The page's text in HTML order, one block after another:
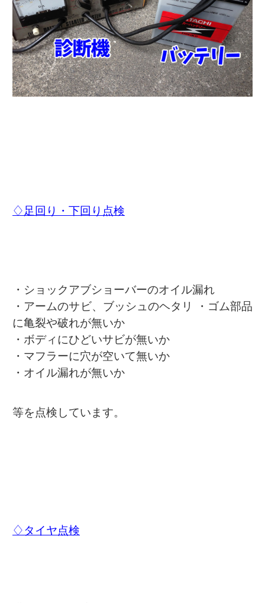
♢足回り・下回り点検
・ショックアブショーバーのオイル漏れ
・アームのサビ、ブッシュのヘタリ ・ゴム部品
に亀裂や破れが無いか
・ボディにひどいサビが無いか
・マフラーに穴が空いて無いか
・オイル漏れが無いか
等を点検しています。
♢タイヤ点検